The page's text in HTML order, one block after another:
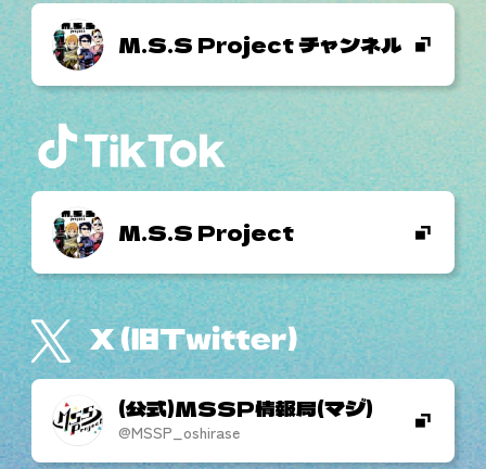
M.S.S Project チャンネル
M.S.S Project
(公式)MSSP情報局(マジ)
@MSSP_oshirase